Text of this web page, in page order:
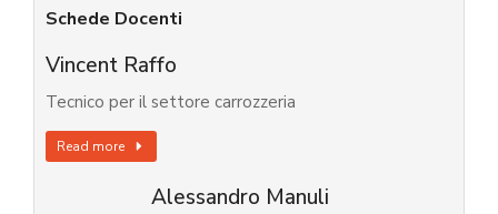
Schede Docenti
Vincent Raffo
Tecnico per il settore carrozzeria
Read more
Alessandro Manuli